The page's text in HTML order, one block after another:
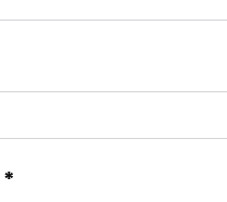
*